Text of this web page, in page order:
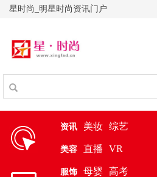
星时尚_明星时尚资讯门户
资讯 美妆 综艺
美容 直播 VR
服饰 母婴 高考